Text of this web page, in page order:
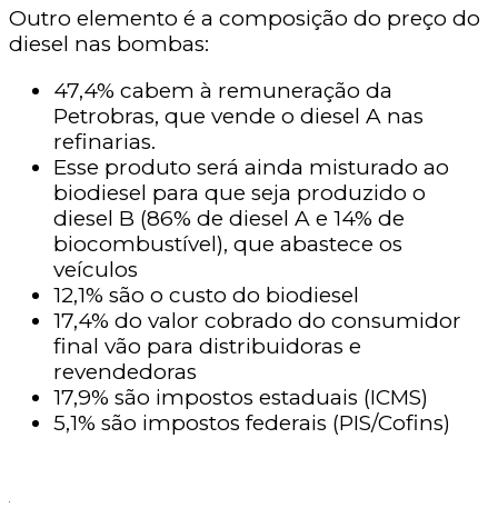
Outro elemento é a composição do preço do
diesel nas bombas:
47,4% cabem à remuneração da
Petrobras, que vende o diesel A nas
refinarias.
Esse produto será ainda misturado ao
biodiesel para que seja produzido o
diesel B (86% de diesel A e 14% de
biocombustível), que abastece os
veículos
12,1% são o custo do biodiesel
17,4% do valor cobrado do consumidor
final vão para distribuidoras e
revendedoras
17,9% são impostos estaduais (ICMS)
5,1% são impostos federais (PIS/Cofins)